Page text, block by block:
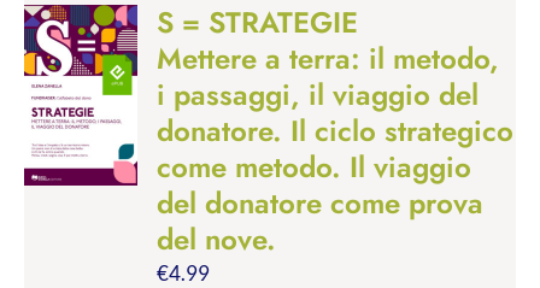
S = STRATEGIE
Mettere a terra: il metodo,
i passaggi, il viaggio del
donatore. Il ciclo strategico
come metodo. Il viaggio
del donatore come prova
del nove.
€4.99